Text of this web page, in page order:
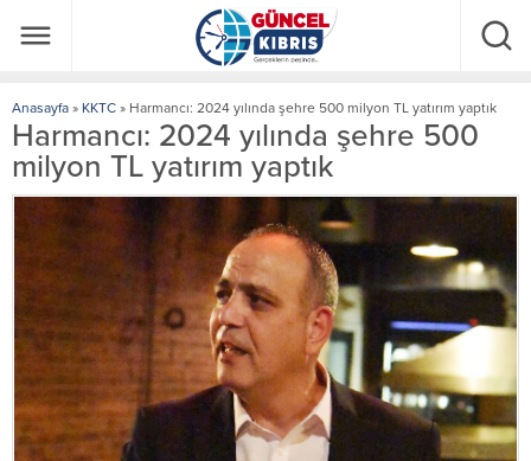
Anasayfa » KKTC » Harmancı: 2024 yılında şehre 500 milyon TL yatırım yaptık
Harmancı: 2024 yılında şehre 500
milyon TL yatırım yaptık